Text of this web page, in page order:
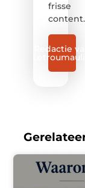
frisse
content.
Redactie van